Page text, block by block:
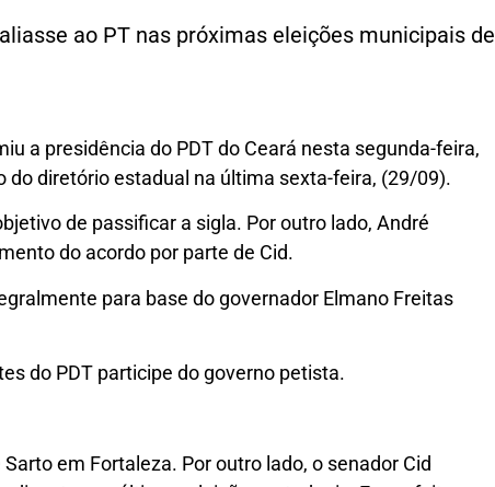
ao PT nas próximas eleições municipais de
a presidência do PDT do Ceará nesta segunda-feira,
diretório estadual na última sexta-feira, (29/09).
de passificar a sigla. Por outro lado, André
do acordo por parte de Cid.
para base do governador Elmano Freitas
do PDT participe do governo petista.
em Fortaleza. Por outro lado, o senador Cid